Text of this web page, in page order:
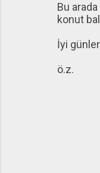
Bu
konut
İyi
ö.z.